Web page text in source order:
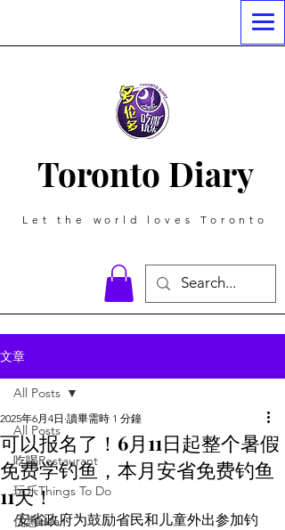
Toronto Diary
Let the world loves Toronto
文章
All Posts
吃喝Restaurant
玩乐Things To Do
优惠deal
All Posts
可以报名了！6月11日起整个暑假
免费学钓鱼，本月安省免费钓鱼
11天！
2025年6月4日 讀畢需時 1 分鐘
安省政府为鼓励省民和儿童外出参加钓